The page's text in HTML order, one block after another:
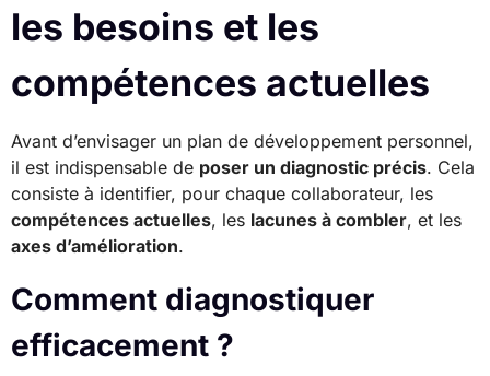
les besoins et les
compétences actuelles
Avant d’envisager un plan de développement personnel,
il est indispensable de poser un diagnostic précis. Cela
consiste à identifier, pour chaque collaborateur, les
compétences actuelles, les lacunes à combler, et les
axes d’amélioration.
Comment diagnostiquer
efficacement ?